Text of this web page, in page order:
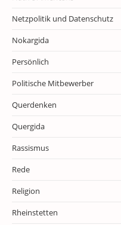
Netzpolitik und Datenschutz
Nokargida
Persönlich
Politische Mitbewerber
Querdenken
Quergida
Rassismus
Rede
Religion
Rheinstetten